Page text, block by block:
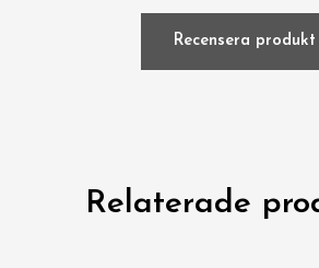
Recensera produkt
Relaterade